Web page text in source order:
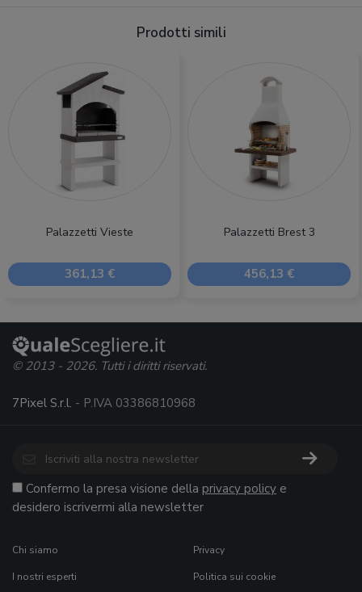
Prodotti simili
Palazzetti Vieste
361,13 €
Palazzetti Brest 3
456,13 €
© 2013 - 2026. Tutti i diritti riservati.
7Pixel S.r.l. - P.IVA 03386810968
Confermo la presa visione della privacy policy e
desidero iscrivermi alla newsletter
Chi siamo
I nostri esperti
Privacy
Politica sui cookie